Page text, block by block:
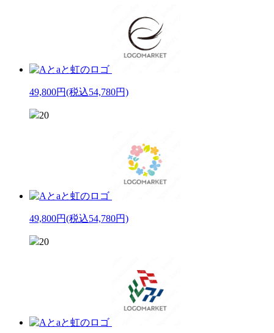
49,800円(税込54,780円)
20
49,800円(税込54,780円)
20